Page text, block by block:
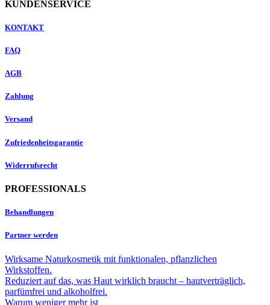
KUNDENSERVICE
KONTAKT
FAQ
AGB
Zahlung
Versand
Zufriedenheitsgarantie
Widerrufsrecht
PROFESSIONALS
Behandlungen
Partner werden
Wirksame Naturkosmetik mit funktionalen, pflanzlichen
Wirkstoffen.
Reduziert auf das, was Haut wirklich braucht – hautverträglich,
parfümfrei und alkoholfrei.
Warum weniger mehr ist